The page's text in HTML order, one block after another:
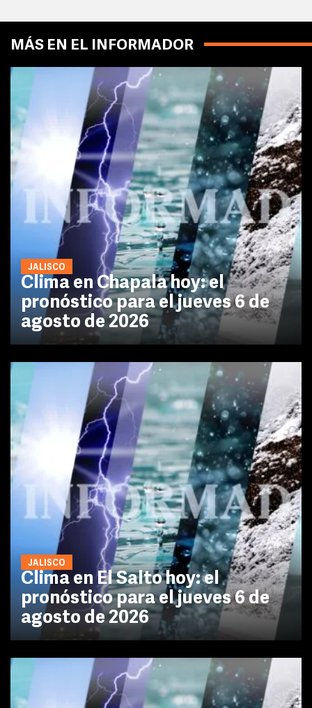
MÁS EN EL INFORMADOR
JALISCO
Clima en Chapala hoy: el
pronóstico para el jueves 6 de
agosto de 2026
JALISCO
Clima en El Salto hoy: el
pronóstico para el jueves 6 de
agosto de 2026